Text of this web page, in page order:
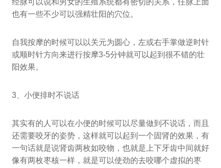
经脉可以说和男女的生殖系统都有密切的关系，任脉上面
也有一些不少可以强精壮阳的穴位。
自我按摩的时候可以以关元为圆心，左或右手掌做逆时针
或顺时针方向来进行按摩3-5分钟就可以起到很不错的壮
阳效果。
3、小便排时不说话
其实有的人可以在小便的时候可以尽量做到不说话，而且
还需要咬牙的姿势，这样就可以起到一个固肾的效果，有
一句话就是说肾齿两枚如咬物，也就是上下牙齿中间就好
像有两枚枣核一样，就是可以使劲的去咬哪个虚拟的枣